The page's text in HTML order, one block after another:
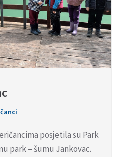
posjetila su Park
park – šumu Jankovac.